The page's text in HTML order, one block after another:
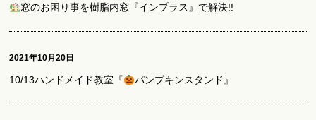
窓のお困り事を樹脂内窓『インプラス』で解決!!
2021年10月20日
10/13ハンドメイド教室『 パンプキンスタンド』